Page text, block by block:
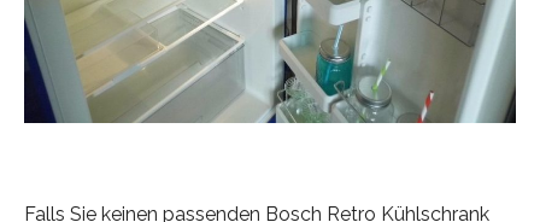
Falls Sie keinen passenden Bosch Retro Kühlschrank